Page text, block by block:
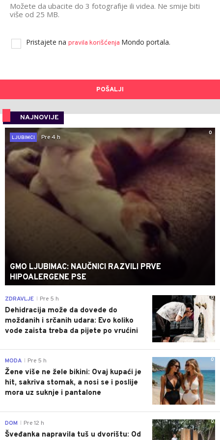
Možete da ubacite do 3 fotografije ili videa. Ne smije biti
više od 25 MB.
Pristajete na pravila korišćenja Mondo portala.
POŠALJI
NAJNOVIJE
0
LJUBIMCI
Pre 4 h
GMO LJUBIMAC: NAUČNICI RAZVILI PRVE
HIPOALERGENE PSE
0
ZDRAVLJE Pre 5 h
Dehidracija može da dovede do
moždanih i srčanih udara: Evo koliko
vode zaista treba da pijete po vrućini
0
MODA Pre 5 h
Žene više ne žele bikini: Ovaj kupaći je
hit, sakriva stomak, a nosi se i poslije
mora uz suknje i pantalone
0
DOM Pre 12 h
Šveđanka napravila tuš u dvorištu: Od